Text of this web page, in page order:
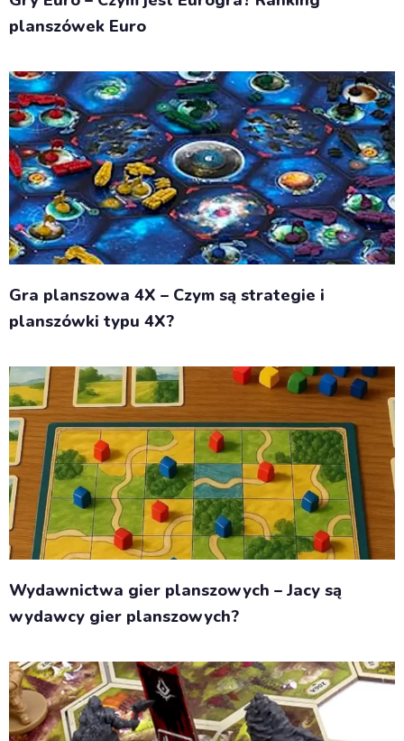
planszówek Euro
Gra planszowa 4X – Czym są strategie i
planszówki typu 4X?
Wydawnictwa gier planszowych – Jacy są
wydawcy gier planszowych?